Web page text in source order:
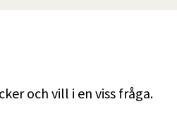
och vill i en viss fråga.